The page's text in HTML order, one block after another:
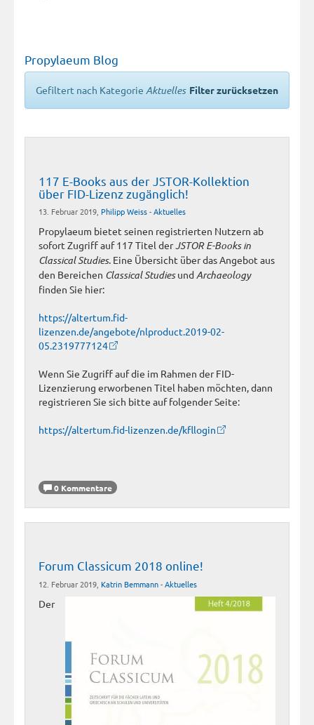
Propylaeum Blog
Gefiltert nach Kategorie Aktuelles Filter zurücksetzen
117 E-Books aus der JSTOR-Kollektion
über FID-Lizenz zugänglich!
13. Februar 2019, Philipp Weiss-Aktuelles
Propylaeum bietet seinen registrierten Nutzern ab
sofort Zugriff auf 117 Titel derJSTOR E-Books in
Classical Studies. Eine Übersicht über das Angebot aus
den Bereichen Classical StudiesundArchaeology
finden Sie hier:
https://altertum.fid-
lizenzen.de/angebote/nlproduct.2019-02-
05.2319777124
Wenn Sie Zugriff auf die im Rahmen der FID-
Lizenzierung erworbenen Titel haben möchten, dann
registrieren Sie sich bitte auf folgender Seite:
https://altertum.fid-lizenzen.de/kfllogin
0 Kommentare
Forum Classicum 2018 online!
12. Februar 2019, Katrin Bemmann-Aktuelles
Der